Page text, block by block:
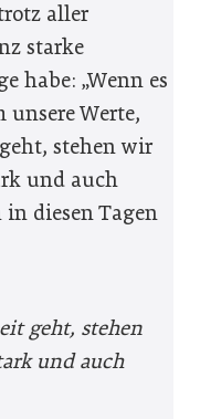
aller
starke
habe: „Wenn es
unsere Werte,
stehen wir
und auch
diesen Tagen
geht, stehen
und auch